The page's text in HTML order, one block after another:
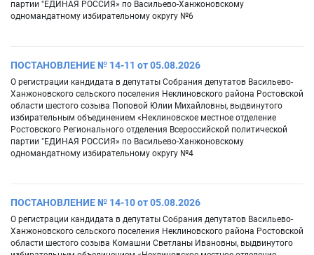
партии "ЕДИНАЯ РОССИЯ» по Васильево-Ханжоновскому
одномандатному избирательному округу №6
ПОСТАНОВЛЕНИЕ № 14-11 от 05.08.2026
О регистрации кандидата в депутаты Собрания депутатов Васильево-
Ханжоновского сельского поселения Неклиновского района Ростовской
области шестого созыва Поповой Юлии Михайловны, выдвинутого
избирательным объединением «Неклиновское местное отделение
Ростовского Регионального отделения Всероссийской политической
партии "ЕДИНАЯ РОССИЯ» по Васильево-Ханжоновскому
одномандатному избирательному округу №4
ПОСТАНОВЛЕНИЕ № 14-10 от 05.08.2026
О регистрации кандидата в депутаты Собрания депутатов Васильево-
Ханжоновского сельского поселения Неклиновского района Ростовской
области шестого созыва Комашни Светланы Ивановны, выдвинутого